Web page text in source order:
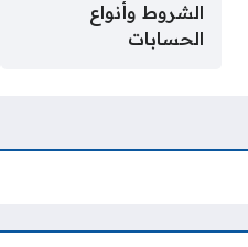
الشروط وأنواع
الحسابات